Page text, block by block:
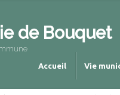
de Bouquet
Accueil Vie